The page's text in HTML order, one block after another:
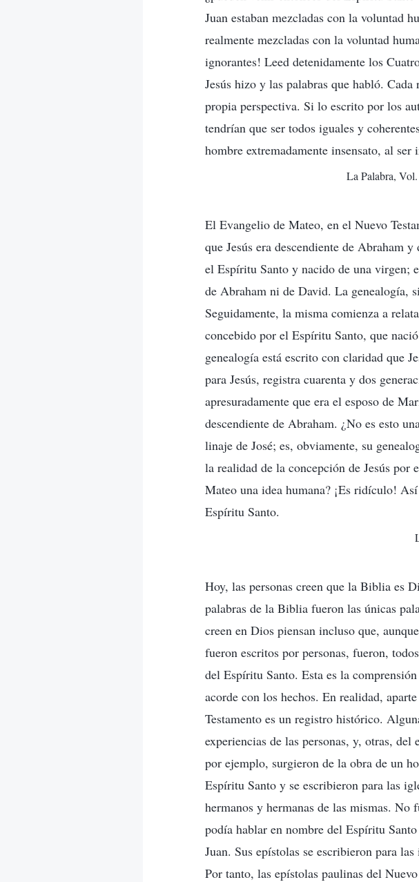
Juan estaban mezcladas con la voluntad
realmente mezcladas con la voluntad
ignorantes! Leed detenidamente los
Jesús hizo y las palabras que habló.
propia perspectiva. Si lo escrito por los
tendrían que ser todos iguales y
hombre extremadamente insensato, al ser
La Palabra,
El Evangelio de Mateo, en el Nuevo
que Jesús era descendiente de Abraham
el Espíritu Santo y nacido de una virgen;
de Abraham ni de David. La genealogía,
Seguidamente, la misma comienza a
concebido por el Espíritu Santo, que
genealogía está escrito con claridad que
para Jesús, registra cuarenta y dos
apresuradamente que era el esposo de
descendiente de Abraham. ¿No es esto
linaje de José; es, obviamente, su
la realidad de la concepción de Jesús por
Mateo una idea humana? ¡Es ridículo!
Espíritu Santo.
Hoy, las personas creen que la Biblia es
palabras de la Biblia fueron las únicas
creen en Dios piensan incluso que,
fueron escritos por personas, fueron,
del Espíritu Santo. Esta es la
acorde con los hechos. En realidad,
Testamento es un registro histórico.
experiencias de las personas, y, otras,
por ejemplo, surgieron de la obra de un
Espíritu Santo y se escribieron para las
hermanos y hermanas de las mismas.
podía hablar en nombre del Espíritu
Juan. Sus epístolas se escribieron para
Por tanto, las epístolas paulinas del